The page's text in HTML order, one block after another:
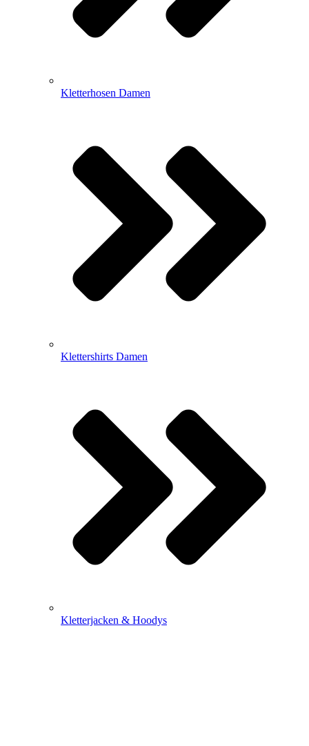
Kletterhosen Damen
Klettershirts Damen
Kletterjacken & Hoodys